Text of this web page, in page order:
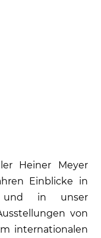
Heiner Meyer
Einblicke in
und in unser
von
internationalen